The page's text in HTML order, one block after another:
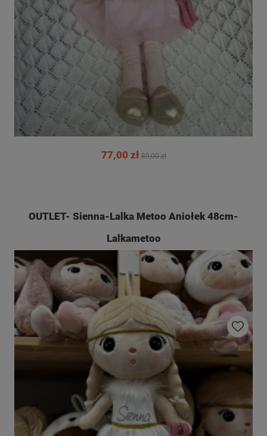
77,00 zł 89,00 zł
OUTLET- Sienna-Lalka Metoo Aniołek 48cm-
Lalkametoo
Do